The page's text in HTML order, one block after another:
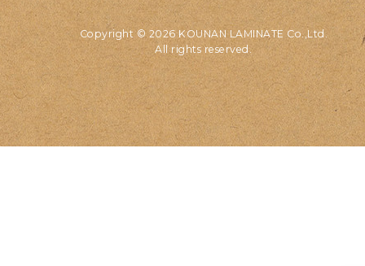
Copyright © 2026 KOUNAN LAMINATE Co.,Ltd.
All rights reserved.